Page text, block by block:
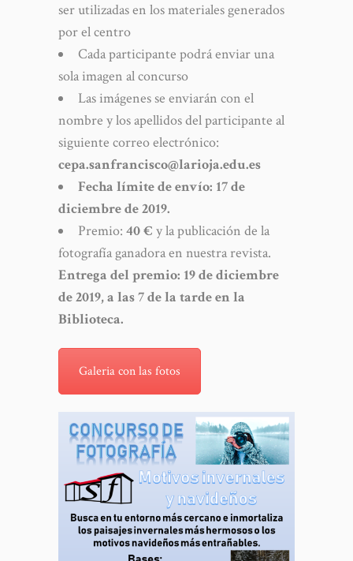
ser utilizadas en los materiales generados
por el centro
Cada participante podrá enviar una
sola imagen al concurso
Las imágenes se enviarán con el
nombre y los apellidos del participante al
siguiente correo electrónico:
cepa.sanfrancisco@larioja.edu.es
Fecha límite de envío: 17 de
diciembre de 2019.
Premio: 40 € y la publicación de la
fotografía ganadora en nuestra revista.
Entrega del premio: 19 de diciembre
de 2019, a las 7 de la tarde en la
Biblioteca.
Galeria con las fotos